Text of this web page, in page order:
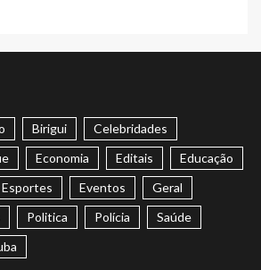
Birigui
Celebridades
Economia Editais
Educação
Esportes Eventos
Geral
Politica Polícia
Saúde